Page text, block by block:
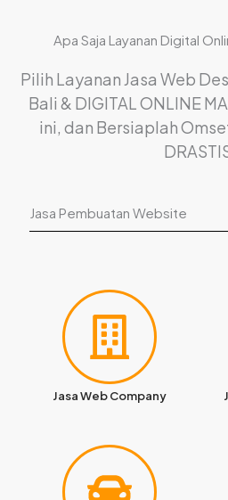
Apa Saja Layanan Digital
Pilih Layanan Jasa Web
Bali & DIGITAL ONLINE
ini, dan Bersiaplah
Jasa Pembuatan Website
Jasa Web Company